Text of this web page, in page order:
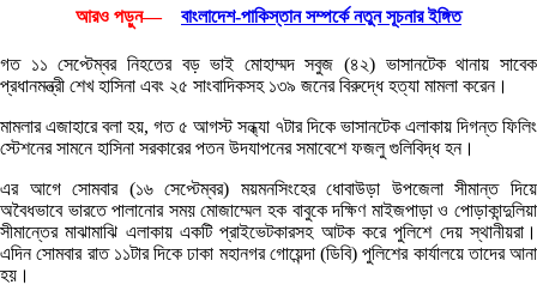
আরও পড়ুন— বাংলাদেশ-পাকিস্তান সম্পর্কে নতুন সূচনার ইঙ্গিত
গত ১১ সেপ্টেম্বর নিহতের বড় ভাই মোহাম্মদ সবুজ (৪২) ভাসানটেক থানায় সাবেক
প্রধানমন্ত্রী শেখ হাসিনা এবং ২৫ সাংবাদিকসহ ১৩৯ জনের বিরুদ্ধে হত্যা মামলা করেন।
মামলার এজাহারে বলা হয়, গত ৫ আগস্ট সন্ধ্যা ৭টার দিকে ভাসানটেক এলাকায় দিগন্ত ফিলিং
স্টেশনের সামনে হাসিনা সরকারের পতন উদযাপনের সমাবেশে ফজলু গুলিবিদ্ধ হন।
এর আগে সোমবার (১৬ সেপ্টেম্বর) ময়মনসিংহের ধোবাউড়া উপজেলা সীমান্ত দিয়ে
অবৈধভাবে ভারতে পালানোর সময় মোজাম্মেল হক বাবুকে দক্ষিণ মাইজপাড়া ও পোড়াকান্দুলিয়া
সীমান্তের মাঝামাঝি এলাকায় একটি প্রাইভেটকারসহ আটক করে পুলিশে দেয় স্থানীয়রা।
এদিন সোমবার রাত ১১টার দিকে ঢাকা মহানগর গোয়েন্দা (ডিবি) পুলিশের কার্যালয়ে তাদের আনা
হয়।